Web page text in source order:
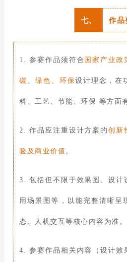
七、 作品
1. 参赛作品须符合 国家产业政
碳、绿色、环保设计理念，在
料、工艺、节能、环保 等方面
2. 作品应注重设计方案的创新
验及商业价值 。
3. 包括但不限于效果图、设计
用场景图等，以能完整清晰呈
态、人机交互等核心内容为准。
4. 参赛作品相关内容（设计效